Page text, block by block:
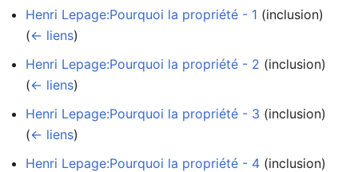
Henri Lepage:Pourquoi la propriété - 1 (inclusion) ‎
(← liens)
Henri Lepage:Pourquoi la propriété - 2 (inclusion) ‎
(← liens)
Henri Lepage:Pourquoi la propriété - 3 (inclusion) ‎
(← liens)
Henri Lepage:Pourquoi la propriété - 4 (inclusion) ‎